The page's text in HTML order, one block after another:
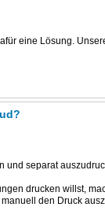
eine Lösung.
separat
drucken willst,
den Druck